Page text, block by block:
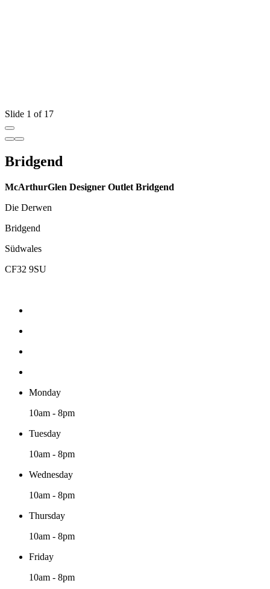
Slide 1 of 17
Bridgend
McArthurGlen Designer Outlet Bridgend
Die Derwen
Bridgend
Südwales
CF32 9SU
Monday
10am - 8pm
Tuesday
10am - 8pm
Wednesday
10am - 8pm
Thursday
10am - 8pm
Friday
10am - 8pm